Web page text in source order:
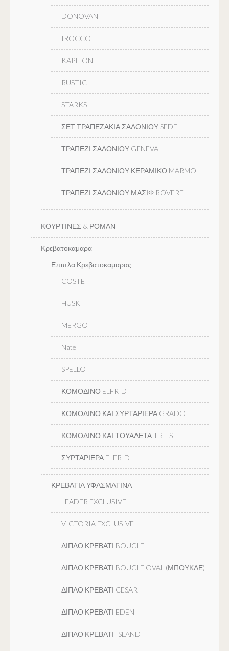
DONOVAN
IROCCO
KAPITONE
RUSTIC
STARKS
ΣΕΤ ΤΡΑΠΕΖΑΚΙΑ ΣΑΛΟΝΙΟΥ SEDE
ΤΡΑΠΕΖΙ ΣΑΛΟΝΙΟΥ GENEVA
ΤΡΑΠΕΖΙ ΣΑΛΟΝΙΟΥ ΚΕΡΑΜΙΚΟ MARMO
ΤΡΑΠΕΖΙ ΣΑΛΟΝΙΟΥ ΜΑΣΙΦ ROVERE
ΚΟΥΡΤΙΝΕΣ & ΡΟΜΑΝ
Κρεβατοκαμαρα
Επιπλα Κρεβατοκαμαρας
COSTE
HUSK
MERGO
Nate
SPELLO
ΚΟΜΟΔΙΝΟ ELFRID
ΚΟΜΟΔΙΝΟ ΚΑΙ ΣΥΡΤΑΡΙΕΡΑ GRADO
ΚΟΜΟΔΙΝΟ ΚΑΙ ΤΟΥΑΛΕΤΑ TRIESTE
ΣΥΡΤΑΡΙΕΡΑ ELFRID
ΚΡΕΒΑΤΙΑ ΥΦΑΣΜΑΤΙΝΑ
LEADER EXCLUSIVE
VICTORIA EXCLUSIVE
ΔΙΠΛΟ ΚΡΕΒΑΤΙ BOUCLE
ΔΙΠΛΟ ΚΡΕΒΑΤΙ BOUCLE OVAL (ΜΠΟΥΚΛΕ)
ΔΙΠΛΟ ΚΡΕΒΑΤΙ CESAR
ΔΙΠΛΟ ΚΡΕΒΑΤΙ EDEN
ΔΙΠΛΟ ΚΡΕΒΑΤΙ ISLAND